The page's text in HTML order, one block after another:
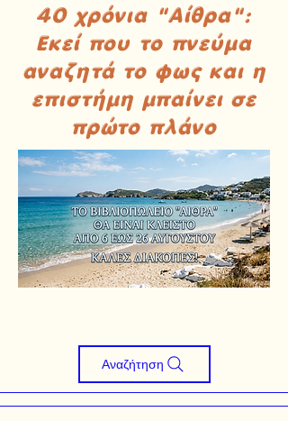
40 χρόνια "Αίθρα":
Εκεί που το πνεύμα
αναζητά το φως και η
επιστήμη μπαίνει σε
πρώτο πλάνο
Αναζήτηση